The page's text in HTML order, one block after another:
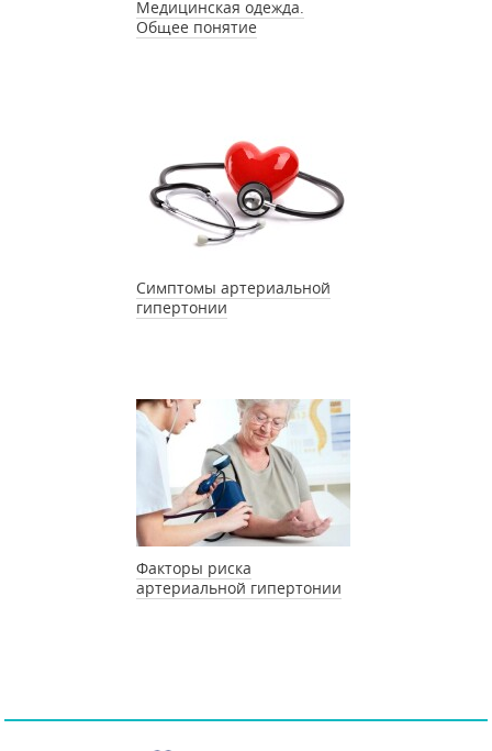
Медицинская одежда.
Общее понятие
Симптомы артериальной
гипертонии
Факторы риска
артериальной гипертонии